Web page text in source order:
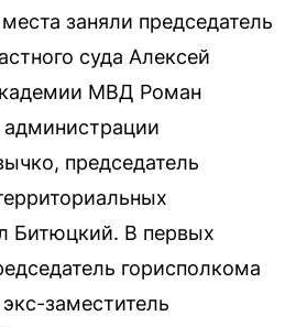
заняли председатель
суда Алексей
МВД Роман
председатель
Битюцкий. В первых
горисполкома
заместитель